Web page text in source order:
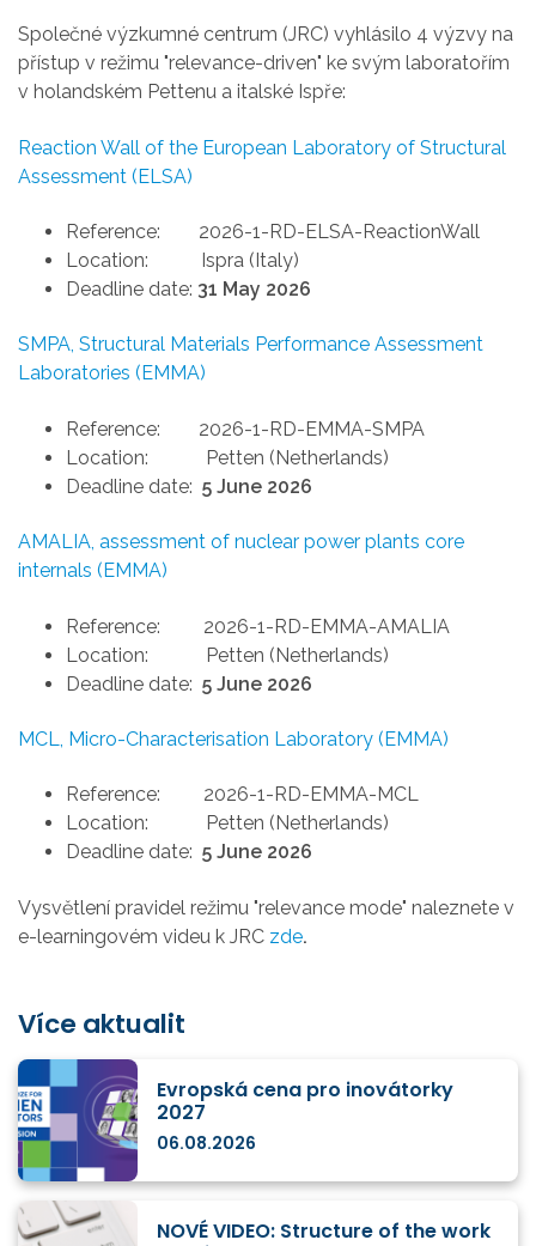
Společné výzkumné centrum (JRC) vyhlásilo 4 výzvy na
přístup v režimu "relevance-driven" ke svým laboratořím
v holandském Pettenu a italské Ispře:
Reaction Wall of the European Laboratory of Structural
Assessment (ELSA)
Reference: 2026-1-RD-ELSA-ReactionWall
Location: Ispra (Italy)
Deadline date: 31 May 2026
SMPA, Structural Materials Performance Assessment
Laboratories (EMMA)
Reference:
2026-1-RD-EMMA-SMPA
Location: Petten (Netherlands)
Deadline date: 5 June 2026
AMALIA, assessment of nuclear power plants core
internals (EMMA)
Reference:
2026-1-RD-EMMA-AMALIA
Location: Petten (Netherlands)
Deadline date: 5 June 2026
MCL, Micro-Characterisation Laboratory (EMMA)
Reference:
2026-1-RD-EMMA-MCL
Location:
Petten (Netherlands)
Deadline date: 5 June 2026
Vysvětlení pravidel režimu "relevance mode" naleznete v
e-learningovém videu k JRC zde.
Více aktualit
Evropská cena pro inovátorky
2027
06.08.2026
NOVÉ VIDEO: Structure of the work